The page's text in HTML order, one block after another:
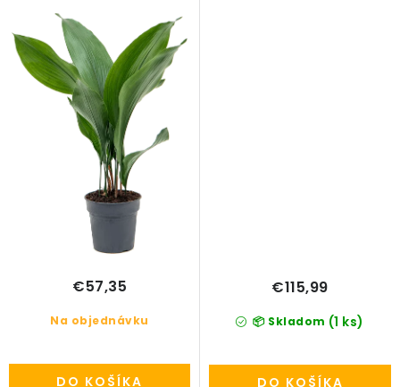
Kontakt / Právne údaje
Na objednávku
€57,35
DO KOŠÍKA
📦 Skladom (1 ks)
€115,99
DO KOŠÍKA